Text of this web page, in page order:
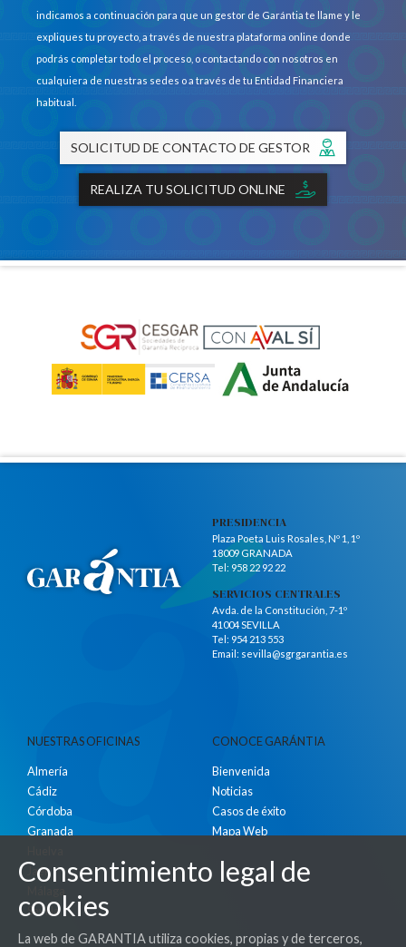
indicamos a continuación para que un gestor de Garántia te llame y le
expliques tu proyecto, a través de nuestra plataforma online donde
podrás completar todo el proceso, o contactando con nosotros en
cualquiera de nuestras sedes o a través de tu Entidad Financiera
habitual.
SOLICITUD DE CONTACTO DE GESTOR
REALIZA TU SOLICITUD ONLINE
PRESIDENCIA
Plaza Poeta Luis Rosales, Nº 1, 1º
18009 GRANADA
Tel: 958 22 92 22
SERVICIOS CENTRALES
Avda. de la Constitución, 7-1º
41004 SEVILLA
Tel: 954 213 553
Email: sevilla@sgrgarantia.es
NUESTRAS OFICINAS
Almería
Cádiz
Córdoba
Granada
Jaén
Sevilla
CONOCE GARÁNTIA
Bienvenida
Noticias
Casos de éxito
Mapa Web
Consentimiento legal de
cookies
La web de GARANTIA utiliza cookies, propias y de terceros,